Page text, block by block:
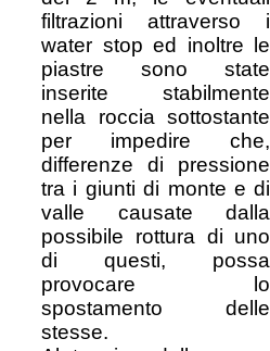
filtrazioni attraverso i
water stop ed inoltre le
piastre sono state
inserite stabilmente
nella roccia sottostante
per impedire che,
differenze di pressione
tra i giunti di monte e di
valle causate dalla
possibile rottura di uno
di questi, possa
provocare lo
spostamento delle
stesse.